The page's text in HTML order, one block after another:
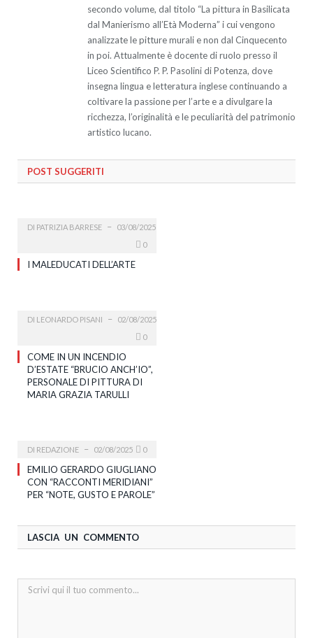
secondo volume, dal titolo “La pittura in Basilicata
dal Manierismo all’Età Moderna” i cui vengono
analizzate le pitture murali e non dal Cinquecento
in poi. Attualmente è docente di ruolo presso il
Liceo Scientifico P. P. Pasolini di Potenza, dove
insegna lingua e letteratura inglese continuando a
coltivare la passione per l’arte e a divulgare la
ricchezza, l’originalità e le peculiarità del patrimonio
artistico lucano.
POST SUGGERITI
DI PATRIZIA BARRESE
03/08/2025
0
I MALEDUCATI DELL’ARTE
DI LEONARDO PISANI
02/08/2025
0
COME IN UN INCENDIO
D’ESTATE “BRUCIO ANCH’IO”,
PERSONALE DI PITTURA DI
MARIA GRAZIA TARULLI
DI REDAZIONE 02/08/2025 0
EMILIO GERARDO GIUGLIANO
CON “RACCONTI MERIDIANI”
PER “NOTE, GUSTO E PAROLE”
LASCIA UN COMMENTO